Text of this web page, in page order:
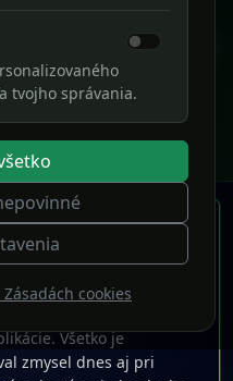
a prepojíme AI
a procesmi.
APLIKÁCIE
moderne a
Všetko je
zmysel dnes aj pri
tvojho správania.
cookies